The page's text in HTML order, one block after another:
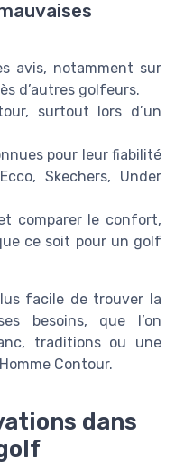
avis, notamment sur
d’autres golfeurs.
surtout lors d’un
pour leur fiabilité
Skechers, Under
comparer le confort,
ce soit pour un golf
facile de trouver la
besoins, que l’on
traditions ou une
Contour.
dans